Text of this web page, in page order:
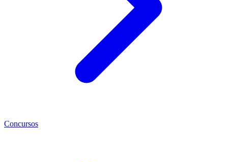
Concursos